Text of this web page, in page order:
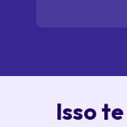
Isso